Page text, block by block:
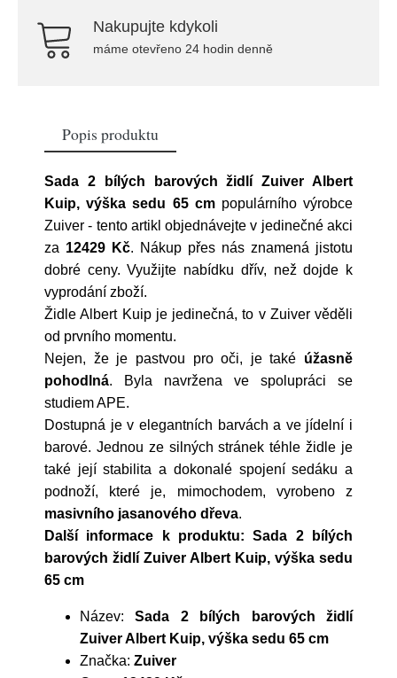
Nakupujte kdykoli
máme otevřeno 24 hodin denně
Popis produktu
Sada 2 bílých barových židlí Zuiver Albert
Kuip, výška sedu 65 cmpopulárního výrobce
Zuiver - tento artikl objednávejte v jedinečné akci
za 12429 Kč. Nákup přes nás znamená jistotu
dobré ceny. Využijte nabídku dřív, než dojde k
vyprodání zboží.
Židle Albert Kuip je jedinečná, to v Zuiver věděli
od prvního momentu.
Nejen, že je pastvou pro oči, je také úžasně
pohodlná. Byla navržena ve spolupráci se
studiem APE.
Dostupná je v elegantních barvách a ve jídelní i
barové. Jednou ze silných stránek téhle židle je
také její stabilita a dokonalé spojení sedáku a
podnoží, které je, mimochodem, vyrobeno z
masivního jasanového dřeva.
Další informace k produktu: Sada 2 bílých
barových židlí Zuiver Albert Kuip, výška sedu
65 cm
Název:Sada 2 bílých barových židlí
Zuiver Albert Kuip, výška sedu 65 cm
Značka: Zuiver